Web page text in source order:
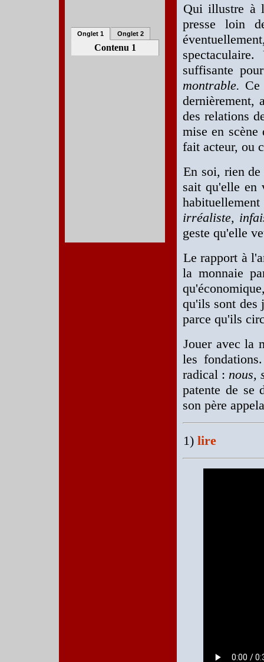
Qui illustre à
presse loin
suffisante
montrable.
dernièrement,
des relations
mise en
fait acteur, ou
En soi, rien
sait qu'elle en
irréaliste,
geste qu'elle
Le rapport à
la monnaie
qu'ils sont des
parce qu'ils
Jouer avec la
les
radical : nous,
patente de se
son père
1) lire
Onglet 1 Onglet 2
Contenu 1